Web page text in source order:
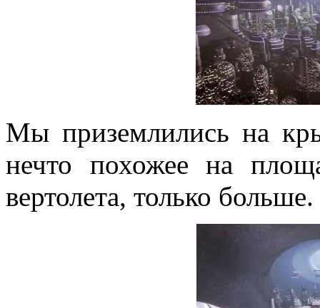
Мы приземлились на
нечто похожее на
вертолета, только больше.